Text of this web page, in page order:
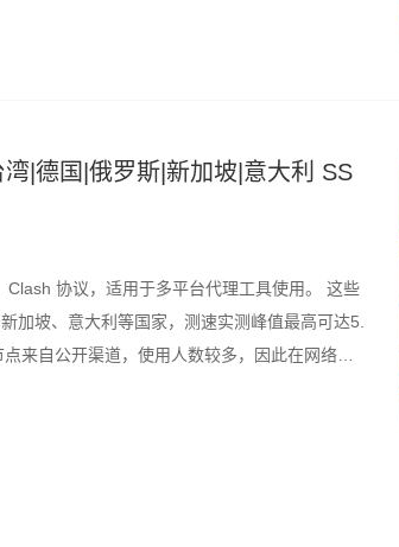
|德国|俄罗斯|新加坡|意大利 SS
协议，适用于多平台代理工具使用。 这些
加坡、意大利等国家，测速实测峰值最高可达5.
来自公开渠道，使用人数较多，因此在网络高